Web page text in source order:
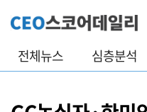
전체뉴스 심층분석